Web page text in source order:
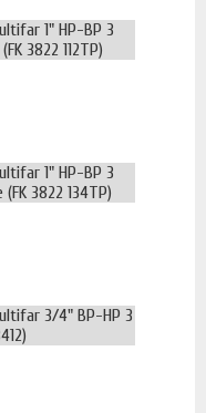
1" НР-ВР 3
3822 112TP)
1" НР-ВР 3
3822 134TP)
3/4" ВР-НР 3